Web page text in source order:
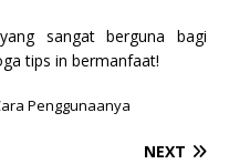
sangat berguna bagi
tips in bermanfaat!
Penggunaanya
NEXT